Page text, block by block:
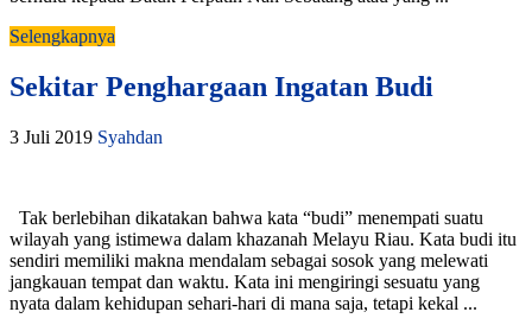
Selengkapnya
Sekitar Penghargaan Ingatan Budi
3 Juli 2019 Syahdan
Tak berlebihan dikatakan bahwa kata “budi” menempati suatu
wilayah yang istimewa dalam khazanah Melayu Riau. Kata budi itu
sendiri memiliki makna mendalam sebagai sosok yang melewati
jangkauan tempat dan waktu. Kata ini mengiringi sesuatu yang
nyata dalam kehidupan sehari-hari di mana saja, tetapi kekal ...